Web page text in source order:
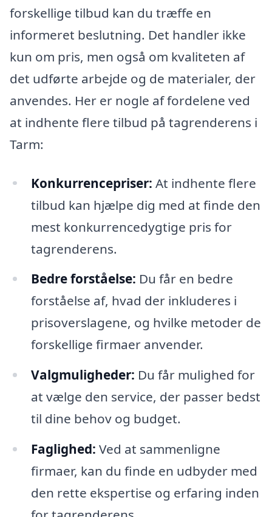
forskellige tilbud kan du træffe en
informeret beslutning. Det handler ikke
kun om pris, men også om kvaliteten af
det udførte arbejde og de materialer, der
anvendes. Her er nogle af fordelene ved
at indhente flere tilbud på tagrenderens i
Tarm:
Konkurrencepriser: At indhente flere
tilbud kan hjælpe dig med at finde den
mest konkurrencedygtige pris for
tagrenderens.
Bedre forståelse: Du får en bedre
forståelse af, hvad der inkluderes i
prisoverslagene, og hvilke metoder de
forskellige firmaer anvender.
Valgmuligheder: Du får mulighed for
at vælge den service, der passer bedst
til dine behov og budget.
Faglighed: Ved at sammenligne
firmaer, kan du finde en udbyder med
den rette ekspertise og erfaring inden